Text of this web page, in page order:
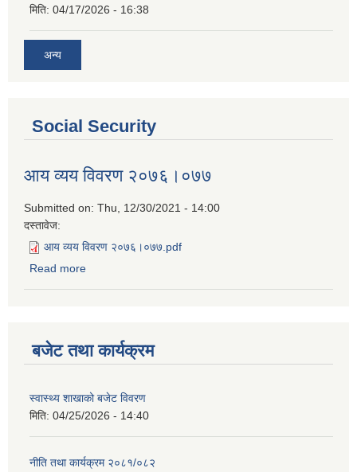
मिति: 04/17/2026 - 16:38
अन्य
Social Security
आय व्यय विवरण २०७६।०७७
Submitted on: Thu, 12/30/2021 - 14:00
दस्तावेज:
आय व्यय विवरण २०७६।०७७.pdf
Read more
बजेट तथा कार्यक्रम
स्वास्थ्य शाखाको बजेट विवरण
मिति: 04/25/2026 - 14:40
नीति तथा कार्यक्रम २०८१/०८२